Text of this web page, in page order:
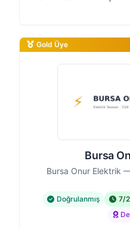
Gold Üye
Bursa
Bursa Onur Elektrik —
Doğrulanmış 7/